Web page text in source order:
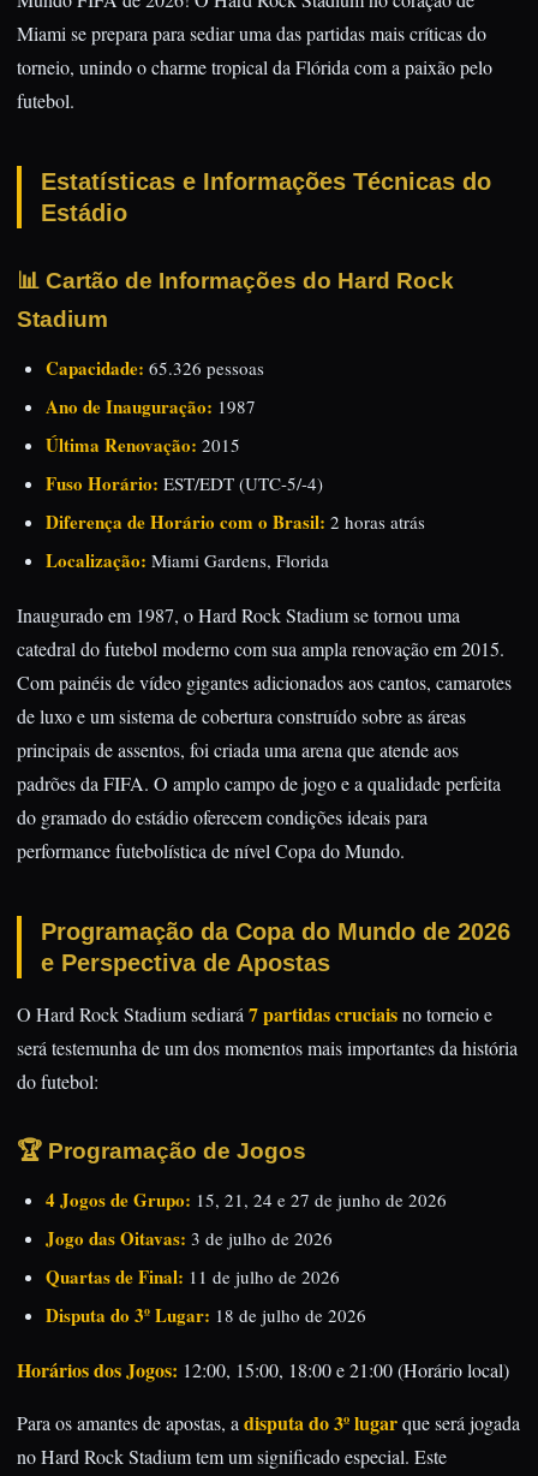
Miami se prepara para sediar uma das partidas mais críticas do
torneio, unindo o charme tropical da Flórida com a paixão pelo
futebol.
Estatísticas e Informações Técnicas do
Estádio
📊 Cartão de Informações do Hard Rock
Stadium
Capacidade: 65.326 pessoas
Ano de Inauguração: 1987
Última Renovação: 2015
Fuso Horário: EST/EDT (UTC-5/-4)
Diferença de Horário com o Brasil: 2 horas atrás
Localização: Miami Gardens, Florida
Inaugurado em 1987, o Hard Rock Stadium se tornou uma
catedral do futebol moderno com sua ampla renovação em 2015.
Com painéis de vídeo gigantes adicionados aos cantos, camarotes
de luxo e um sistema de cobertura construído sobre as áreas
principais de assentos, foi criada uma arena que atende aos
padrões da FIFA. O amplo campo de jogo e a qualidade perfeita
do gramado do estádio oferecem condições ideais para
performance futebolística de nível Copa do Mundo.
Programação da Copa do Mundo de 2026
e Perspectiva de Apostas
O Hard Rock Stadium sediará 7 partidas cruciaisno torneio e
será testemunha de um dos momentos mais importantes da história
do futebol:
🏆 Programação de Jogos
4 Jogos de Grupo: 15, 21, 24 e 27 de junho de 2026
Jogo das Oitavas: 3 de julho de 2026
Quartas de Final: 11 de julho de 2026
Disputa do 3º Lugar: 18 de julho de 2026
Horários dos Jogos: 12:00, 15:00, 18:00 e 21:00 (Horário local)
Para os amantes de apostas, a disputa do 3º lugarque será jogada
no Hard Rock Stadium tem um significado especial. Este